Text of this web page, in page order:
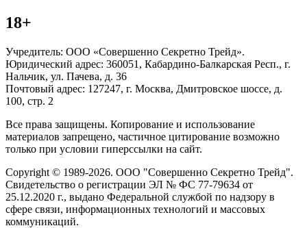
18+
Учредитель: ООО «Совершенно Секретно Трейд».
Юридический адрес: 360051, Кабардино-Балкарская Респ., г.
Нальчик, ул. Пачева, д. 36
Почтовый адрес: 127247, г. Москва, Дмитровское шоссе, д.
100, стр. 2
Все права защищены. Копирование и использование
материалов запрещено, частичное цитирование возможно
только при условии гиперссылки на сайт.
Copyright © 1989-2026. ООО "Совершенно Секретно Трейд".
Свидетельство о регистрации ЭЛ № ФС 77-79634 от
25.12.2020 г., выдано Федеральной службой по надзору в
сфере связи, информационных технологий и массовых
коммуникаций.